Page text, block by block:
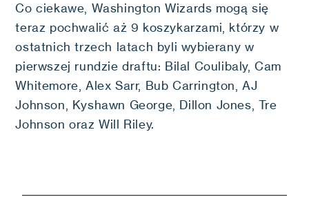
Co ciekawe, Washington Wizards mogą się
teraz pochwalić aż 9 koszykarzami, którzy w
ostatnich trzech latach byli wybierany w
pierwszej rundzie draftu: Bilal Coulibaly, Cam
Whitemore, Alex Sarr, Bub Carrington, AJ
Johnson, Kyshawn George, Dillon Jones, Tre
Johnson oraz Will Riley.